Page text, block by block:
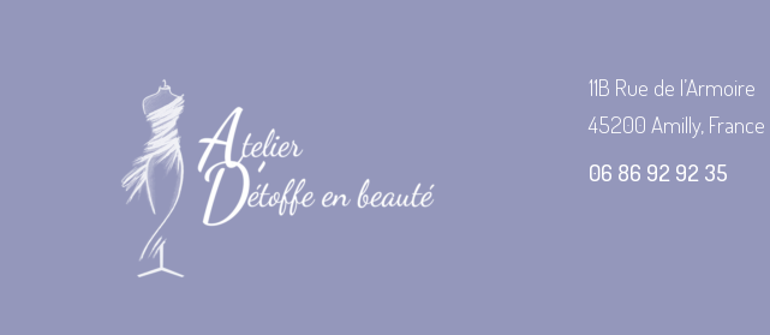
11B Rue de l’Armoire
45200 Amilly, France
06 86 92 92 35